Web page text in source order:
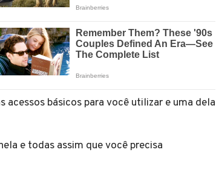
acessos básicos para você utilizar e uma dela
e todas assim que você precisa